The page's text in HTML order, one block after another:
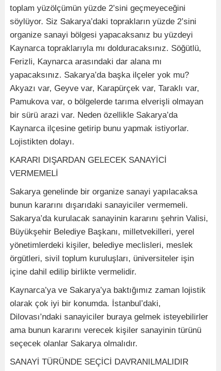
toplam yüzölçümün yüzde 2’sini geçmeyeceğini
söylüyor. Siz Sakarya’daki toprakların yüzde 2’sini
organize sanayi bölgesi yapacaksanız bu yüzdeyi
Kaynarca topraklarıyla mı dolduracaksınız. Söğütlü,
Ferizli, Kaynarca arasındaki dar alana mı
yapacaksınız. Sakarya’da başka ilçeler yok mu?
Akyazı var, Geyve var, Karapürçek var, Taraklı var,
Pamukova var, o bölgelerde tarıma elverişli olmayan
bir sürü arazi var. Neden özellikle Sakarya’da
Kaynarca ilçesine getirip bunu yapmak istiyorlar.
Lojistikten dolayı.
KARARI DIŞARDAN GELECEK SANAYİCİ
VERMEMELİ
Sakarya genelinde bir organize sanayi yapılacaksa
bunun kararını dışarıdaki sanayiciler vermemeli.
Sakarya’da kurulacak sanayinin kararını şehrin Valisi,
Büyükşehir Belediye Başkanı, milletvekilleri, yerel
yönetimlerdeki kişiler, belediye meclisleri, meslek
örgütleri, sivil toplum kuruluşları, üniversiteler işin
içine dahil edilip birlikte vermelidir.
Kaynarca’ya ve Sakarya’ya baktığımız zaman lojistik
olarak çok iyi bir konumda. İstanbul’daki,
Dilovası’ndaki sanayiciler buraya gelmek isteyebilirler
ama bunun kararını verecek kişiler sanayinin türünü
seçecek olanlar Sakarya olmalıdır.
SANAYİ TÜRÜNDE SEÇİCİ DAVRANILMALIDIR